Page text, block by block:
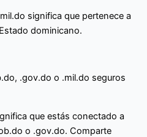
significa que pertenece a
dominicano.
.gov.do o .mil.do seguros
que estás conectado a
o .gov.do. Comparte